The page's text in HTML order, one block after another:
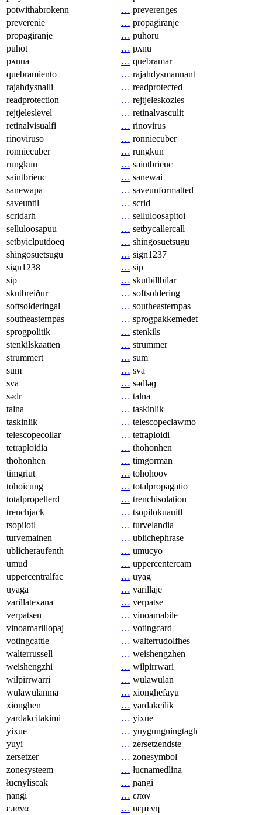
potwithabrokenn
… preverenges
preverenie
… propagiranje
propagiranje
… puhoru
puhot
… pʌnu
pʌnua
… quebramar
quebramiento
… rajahdysmannant
rajahdysnalli
… readprotected
readprotection
… rejtjeleskozles
rejtjeleslevel
… retinalvasculit
retinalvisualfi
… rinovirus
rinoviruso
… ronniecuber
ronniecuber
… rungkun
rungkun
… saintbrieuc
saintbrieuc
… sanewai
sanewapa
… saveunformatted
saveuntil
… scrid
scridarh
… selluloosapitoi
selluloosapuu
… setbycallercall
setbyiclputdoeq
… shingosuetsugu
shingosuetsugu
… sign1237
sign1238
… sip
sip
… skutbillbilar
skutbreiður
… softsoldering
softsolderingal
… southeasternpas
southeasternpas
… sprogpakkemedet
sprogpolitik
… stenkils
stenkilskaatten
… strummer
strummert
… sum
sum
… sva
sva
… sədləɡ
sədr
… talna
talna
… taskinlik
taskinlik
… telescopeclawmo
telescopecollar
… tetraploidi
tetraploidia
… thohonhen
thohonhen
… timgorman
timgriut
… tohohoov
tohoicung
… totalpropagatio
totalpropellerd
… trenchisolation
trenchjack
… tsopilokuauitl
tsopilotl
… turvelandia
turvemainen
… ublichephrase
ublicheraufenth
… umucyo
umud
… uppercentercam
uppercentralfac
… uyag
uyaga
… varillaje
varillatexana
… verpatse
verpatsen
… vinoamabile
vinoamarillopaj
… votingcard
votingcattle
… walterrudolfhes
walterrussell
… weishengzhen
weishengzhi
… wilpirrwari
wilpirrwarri
… wulawulan
wulawulanma
… xionghefayu
xionghen
… yardakcilik
yardakcitakimi
… yixue
yixue
… yuygungningtagh
yuyi
… zersetzendste
zersetzer
… zonesymbol
zonesysteem
… łucnamedlina
łucnyliscak
… ɲangi
ɲangi
… επαν
επανα
… υεμενη